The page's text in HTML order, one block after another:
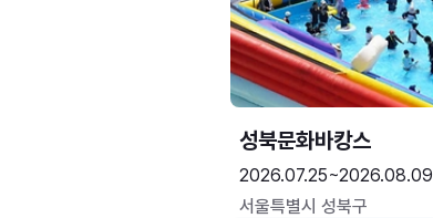
성북문화바캉스
2026.07.25~2026.08.09
서울특별시 성북구